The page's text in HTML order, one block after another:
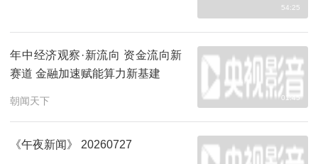
54:25
年中经济观察·新流向 资金流向新
赛道 金融加速赋能算力新基建
朝闻天下 01:45
《午夜新闻》 20260727